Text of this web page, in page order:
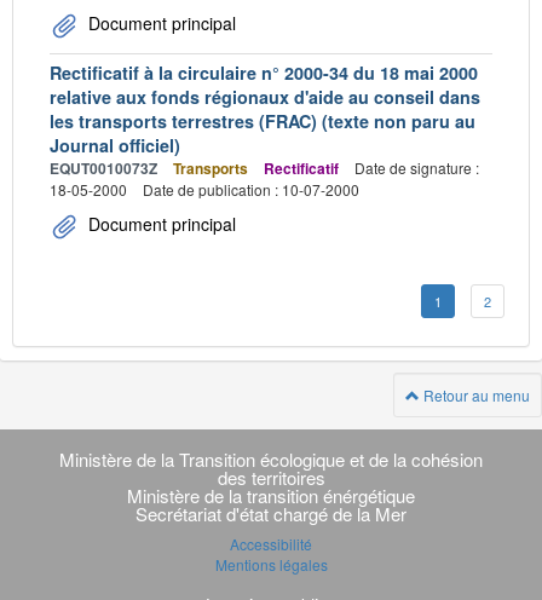
Document principal
Rectificatif à la circulaire n° 2000-34 du 18 mai 2000
relative aux fonds régionaux d'aide au conseil dans
les transports terrestres (FRAC) (texte non paru au
Journal officiel)
EQUT0010073Z Transports Rectificatif
Date de signature :
18-05-2000
Date de publication : 10-07-2000
Document principal
1 2
Retour au menu
Navigation
transverse
Ministère de la Transition écologique et de la cohésion
des territoires
Ministère de la transition énérgétique
Secrétariat d'état chargé de la Mer
Accessibilité
Mentions légales